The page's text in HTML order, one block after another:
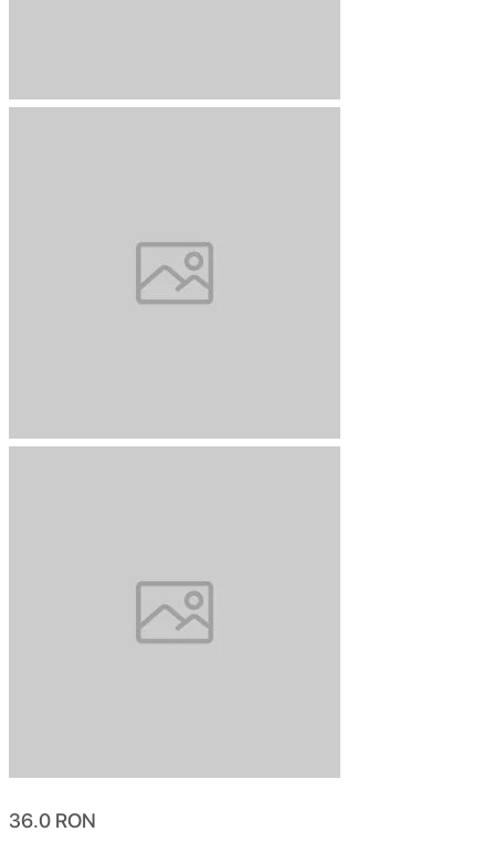
36.0 RON